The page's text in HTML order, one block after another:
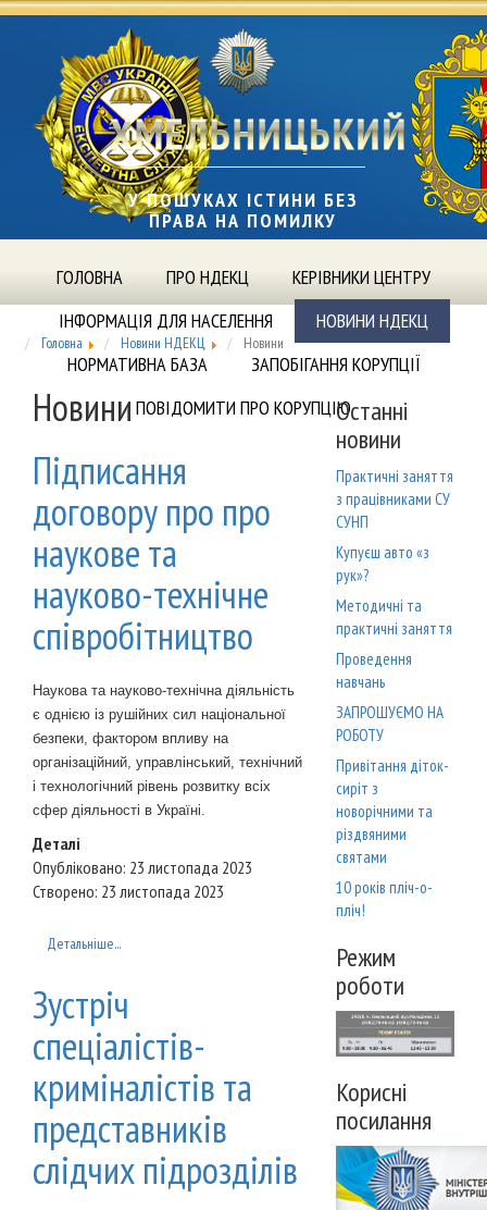
У ПОШУКАХ ІСТИНИ БЕЗ
ПРАВА НА ПОМИЛКУ
ГОЛОВНА ПРО НДЕКЦ
КЕРІВНИКИ ЦЕНТРУ
ІНФОРМАЦІЯ ДЛЯ НАСЕЛЕННЯ
НОВИНИ НДЕКЦ
НОРМАТИВНА БАЗА
ЗАПОБІГАННЯ КОРУПЦІЇ
ПОВІДОМИТИ ПРО КОРУПЦІЮ
Головна Новини НДЕКЦ Новини
Новини
Підписання
договору про про
наукове та
науково-технічне
співробітництво
Наукова та науково-технічна діяльність
є однією із рушійних сил національної
безпеки, фактором впливу на
організаційний, управлінський, технічний
і технологічний рівень розвитку всіх
сфер діяльності в Україні.
Деталі
Опубліковано: 23 листопада 2023
Створено: 23 листопада 2023
Детальніше...
Зустріч
спеціалістів-
криміналістів та
представників
слідчих підрозділів
Останні
новини
Практичні заняття
з працівниками СУ
СУНП
Купуєш авто «з
рук»?
Методичні та
практичні заняття
Проведення
навчань
ЗАПРОШУЄМО НА
РОБОТУ
Привітання діток-
сиріт з
новорічними та
різдвяними
святами
10 років пліч-о-
пліч!
Режим
роботи
Корисні
посилання